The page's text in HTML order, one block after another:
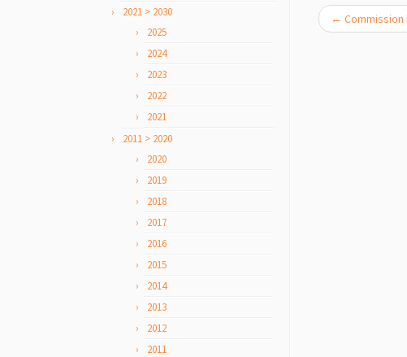
2021 > 2030
2025
2024
2023
2022
2021
2011 > 2020
2020
2019
2018
2017
2016
2015
2014
2013
2012
2011
← Commission